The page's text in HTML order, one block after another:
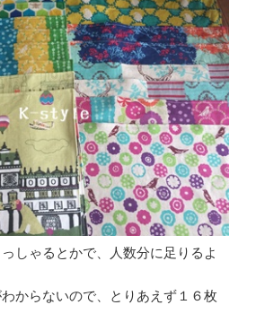
しゃるとかで、人数分に足りるよ
からないので、とりあえず１６枚